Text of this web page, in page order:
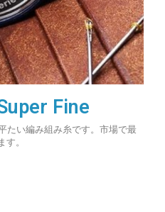
Fine
たい編み組み糸です。市場で最
。